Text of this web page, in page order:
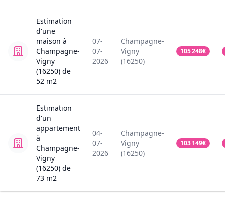
Estimation
d'une
maison à
Champagne-
Vigny
(16250) de
52 m2
07-
07-
2026
Champagne-
Vigny
(16250)
105 248€
Estimation
d'un
appartement
à
Champagne-
Vigny
(16250) de
73 m2
04-
07-
2026
Champagne-
Vigny
(16250)
103 149€